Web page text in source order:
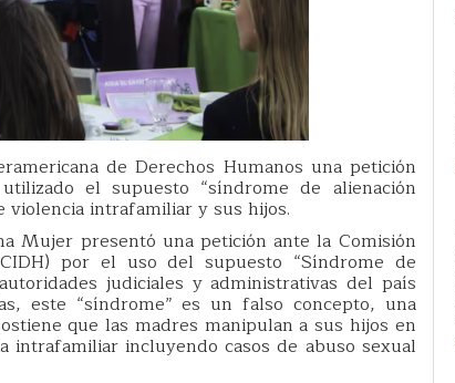
de Derechos Humanos una petición
el supuesto “síndrome de alienación
intrafamiliar y sus hijos.
Mujer presentó una petición ante la Comisión
por el uso del supuesto “Síndrome de
judiciales y administrativas del país
este “síndrome” es un falso concepto, una
que las madres manipulan a sus hijos en
intrafamiliar incluyendo casos de abuso sexual